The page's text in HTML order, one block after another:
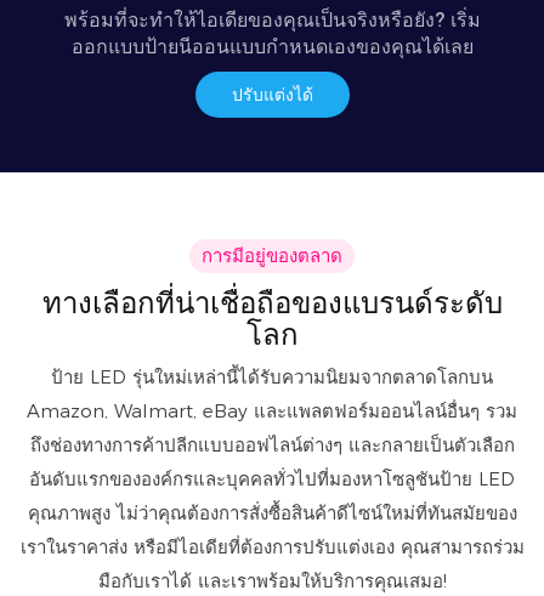
พร้อมที่จะทำให้ไอเดียของคุณเป็นจริงหรือยัง? เริ่ม
ออกแบบป้ายนีออนแบบกำหนดเองของคุณได้เลย
ปรับแต่งได้
การมีอยู่ของตลาด
ทางเลือกที่น่าเชื่อถือของแบรนด์ระดับ
โลก
ป้าย LED รุ่นใหม่เหล่านี้ได้รับความนิยมจากตลาดโลกบน
Amazon, Walmart, eBay และแพลตฟอร์มออนไลน์อื่นๆ รวม
ถึงช่องทางการค้าปลีกแบบออฟไลน์ต่างๆ และกลายเป็นตัวเลือก
อันดับแรกขององค์กรและบุคคลทั่วไปที่มองหาโซลูชันป้าย LED
คุณภาพสูง ไม่ว่าคุณต้องการสั่งซื้อสินค้าดีไซน์ใหม่ที่ทันสมัยของ
เราในราคาส่ง หรือมีไอเดียที่ต้องการปรับแต่งเอง คุณสามารถร่วม
มือกับเราได้ และเราพร้อมให้บริการคุณเสมอ!